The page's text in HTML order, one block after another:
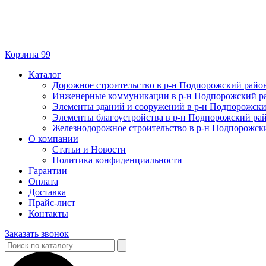
Корзина 99
Каталог
Дорожное строительство в р-н Подпорожский
Инженерные коммуникации в р-н Подпорожский
Элементы зданий и сооружений в р-н
Элементы благоустройства в р-н Подпорожский
Железнодорожное строительство в р-н
О компании
Статьи и Новости
Политика конфиденциальности
Гарантии
Оплата
Доставка
Прайс-лист
Контакты
Заказать звонок